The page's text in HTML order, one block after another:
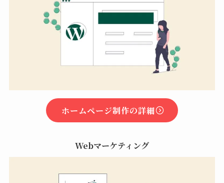
ホームページ制作の詳細
Webマーケティング